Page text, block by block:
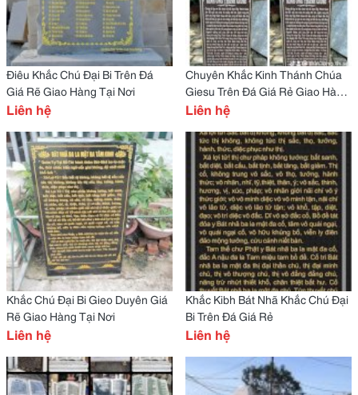
Điêu Khắc Chú Đại Bi Trên Đá
Giá Rẽ Giao Hàng Tại Nơi
Liên hệ
Chuyên Khắc Kinh Thánh Chúa
Giesu Trên Đá Giá Rẻ Giao Hàng
Tận Nơi
Liên hệ
Khắc Chú Đại Bi Gieo Duyên Giá
Rẽ Giao Hàng Tại Nơi
Liên hệ
Khắc Kibh Bát Nhã Khắc Chú Đại
Bi Trên Đá Giá Rẻ
Liên hệ